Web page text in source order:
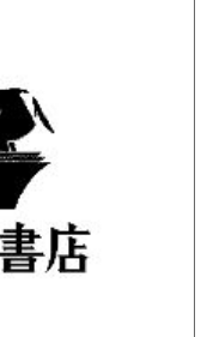
県
いっそう誠実に対応
ます。